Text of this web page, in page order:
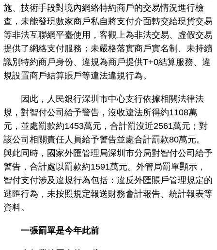
施、技術手段對境內網絡特約商戶的交易情況進行檢
查，未能發現數家商戶私自將支付介面轉交給現貨交易
等非法互聯網平臺使用，客觀上為非法交易、虛假交易
提供了網絡支付服務；未嚴格落實商戶實名制、未持續
識別特約商戶身份、違規為商戶提供T+0結算服務、違
規設置商戶結算賬戶等違法違規行為。
因此，人民銀行深圳市中心支行依據相關法律法
規，對智付公司給予警告，沒收違法所得約1108萬
元，並處罰款約1453萬元，合計罰沒近2561萬元；對
該公司相關責任人員給予警告並處合計罰款80萬元。
與此同時，國家外匯管理局深圳市分局對智付公司給予
警告，合計處以罰款約1591萬元。外管局罰單顯示，
智付支付涉及違規行為包括：違反外匯賬戶管理規定的
逃匯行為，未按照規定報送財務會計報告、統計報表等
資料。
一張罰單是今年此前